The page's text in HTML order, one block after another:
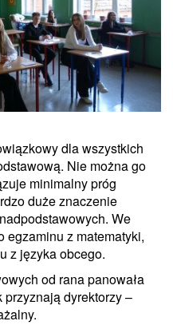
dla wszystkich
Nie można go
minimalny próg
duże znaczenie
We
egzaminu z matematyki,
z języka obcego.
od rana panowała
dyrektorzy –